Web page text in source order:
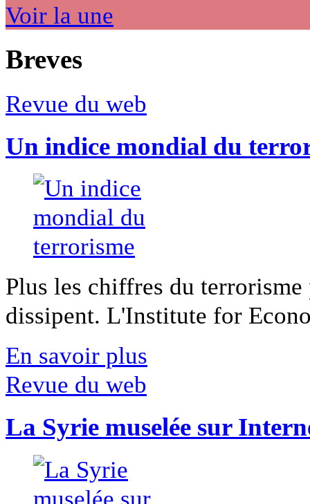
Voir la une
Breves
Revue du web
Un indice mondial du
Plus les chiffres du
dissipent. L'Institute for
En savoir plus
Revue du web
La Syrie muselée sur